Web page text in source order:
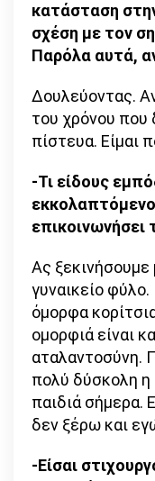
κατάσταση
σχέση με τον
Παρόλα αυτά,
Δουλεύοντας.
του χρόνου που
πίστευα. Είμαι
-Τι είδους
επικοινωνήσει
Ας
γυναικείο
όμορφα
ομορφιά είναι
αταλαντοσύνη.
πολύ δύσκολη
παιδιά σήμερα.
δεν ξέρω και
-Είσαι